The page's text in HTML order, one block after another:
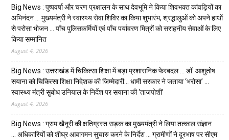
Big News : पुष्पवर्षा और चरण प्रक्षालन के साथ देवभूमि ने किया शिवभक्त कांवड़ियों का
अभिनंदन … मुख्यमंत्री ने स्वास्थ्य सेवा शिविर का किया शुभारंभ, श्रद्धालुओं को अपने हाथों
से परोसा भोजन … पाँच पुलिसकर्मियों एवं पाँच पर्यावरण मित्रों को सराहनीय सेवाओं के लिए
किया सम्मानित
August 4, 2026
Big News : उत्तराखंड में चिकित्सा शिक्षा में बड़ा प्रशासनिक फेरबदल … डॉ. आशुतोष
सयाना को चिकित्सा शिक्षा निदेशक की जिम्मेदारी… धामी सरकार ने जताया ‘भरोसा’ …
स्वास्थ्य मंत्री सुबोध उनियाल के निर्देश पर सयाना की ‘ताजपोशी’
August 4, 2026
Big News : ग्राम खैनूरी की क्षतिग्रस्त सड़क का मुख्यमंत्री ने लिया तत्काल संज्ञान
… अधिकारियों को शीघ्र आवागमन सुचारु करने के निर्देश … ग्रामीणों ने दूरभाष पर सीएम